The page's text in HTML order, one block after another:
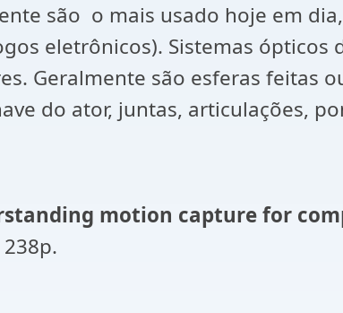
são o mais usado hoje em
eletrônicos). Sistemas
Geralmente são esferas feitas
do ator, juntas, articulações,
motion capture for